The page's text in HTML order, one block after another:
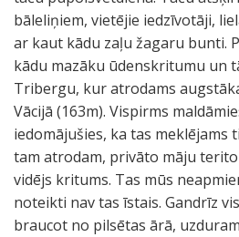
bāleliņiem, vietējie iedzīvotāji,
ar kaut kādu zaļu žagaru bunti.
kādu mazāku ūdenskritumu un
Tribergu, kur atrodams
Vācijā (163m). Vispirms
iedomājušies, ka tas meklējams
tam atrodam, privāto māju
vidējs kritums. Tas mūs
noteikti nav tas īstais. Gandrīz
braucot no pilsētas ārā,